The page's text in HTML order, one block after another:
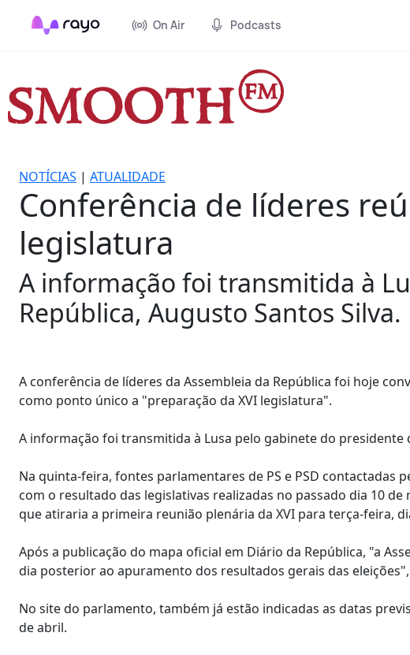
On Air Podcasts
NOTÍCIAS | ATUALIDADE
Conferência de líderes
legislatura
A informação foi transmitida à
República, Augusto Santos Silva.
A conferência de líderes da Assembleia da República foi hoje
como ponto único a "preparação da XVI legislatura".
A informação foi transmitida à Lusa pelo gabinete do presidente
Na quinta-feira, fontes parlamentares de PS e PSD contactadas
com o resultado das legislativas realizadas no passado dia 10
que atiraria a primeira reunião plenária da XVI para terça-feira,
Após a publicação do mapa oficial em Diário da República, "a
dia posterior ao apuramento dos resultados gerais das
No site do parlamento, também já estão indicadas as datas
de abril.